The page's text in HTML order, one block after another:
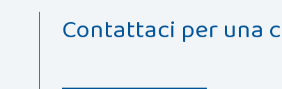
Contattaci per una